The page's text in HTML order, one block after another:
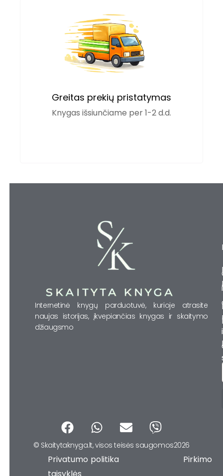
Greitas prekių pristatymas
Knygas išsiunčiame per 1-2 d.d.
Internetinė knygų parduotuvė, kurioje atrasite
naujas istorijas, įkvepiančias knygas ir skaitymo
džiaugsmo
F
a
c
e
W
h
a
t
E
n
v
V
b
© Skaitytaknyga.lt, visos teisės saugomos2026
Privatumo politika Pirkimo